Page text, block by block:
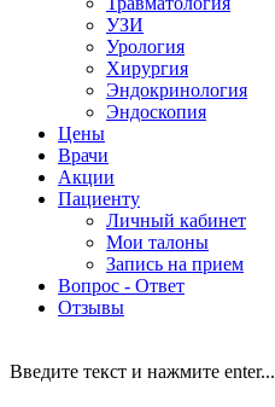
УЗИ
Урология
Хирургия
Эндокринология
Эндоскопия
Цены
Врачи
Акции
Пациенту
Личный кабинет
Мои талоны
Запись на прием
Вопрос - Ответ
Отзывы
Введите текст и нажмите enter...